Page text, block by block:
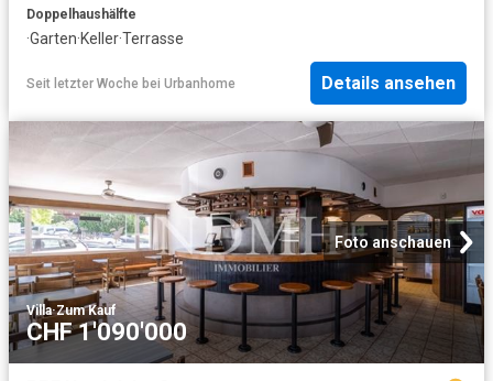
Doppelhaushälfte
·Garten·Keller·Terrasse
Seit letzter Woche bei Urbanhome Details ansehen
Foto anschauen
Villa·Zum Kauf
CHF 1'090'000